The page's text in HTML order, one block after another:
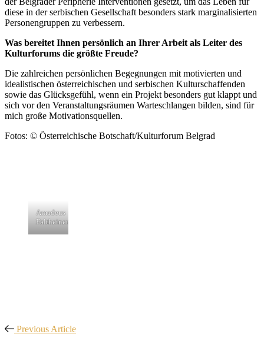
diese in der serbischen Gesellschaft besonders stark marginalisierten
Personengruppen zu verbessern.
Was bereitet Ihnen persönlich an Ihrer Arbeit als Leiter des
Kulturforums die größte Freude?
Die zahlreichen persönlichen Begegnungen mit motivierten und
idealistischen österreichischen und serbischen Kulturschaffenden
sowie das Glücksgefühl, wenn ein Projekt besonders gut klappt und
sich vor den Veranstaltungsräumen Warteschlangen bilden, sind für
mich große Motivationsquellen.
Fotos: © Österreichische Botschaft/Kulturforum Belgrad
Amadeus
Faltheiner
Previous Article